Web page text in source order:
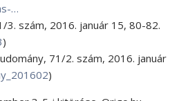
…
3. szám, 2016. január 15, 80-82.
)
71/2. szám, 2016. január
)